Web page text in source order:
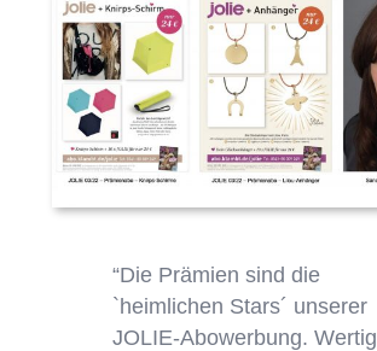
“Die Prämien sind die
`heimlichen Stars´ unserer
JOLIE-Abowerbung. Wertig